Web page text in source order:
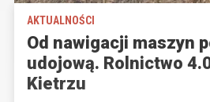
AKTUALNOŚCI
Od nawigacji maszyn
udojową. Rolnictwo
Kietrzu